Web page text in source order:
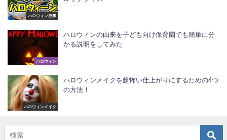
ハロウィン行事
ハロウィン
ハロウィンの由来を子ども向け保育園でも簡単に分
かる説明をしてみた
ハロウィンメイク
ハロウィンメイクを超怖い仕上がりにするための4つ
の方法！